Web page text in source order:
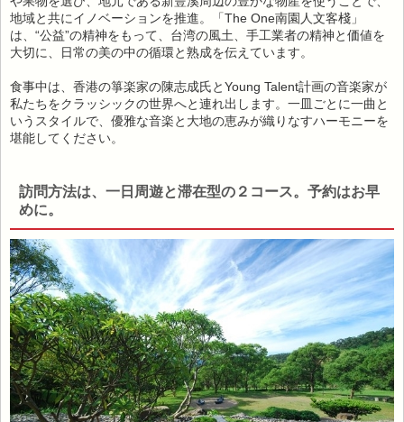
地域と共にイノベーションを推進。「The One南園人文客棧」
は、“公益”の精神をもって、台湾の風土、手工業者の精神と価値を
大切に、日常の美の中の循環と熟成を伝えています。
食事中は、香港の箏楽家の陳志成氏とYoung Talent計画の音楽家が
私たちをクラッシックの世界へと連れ出します。一皿ごとに一曲と
いうスタイルで、優雅な音楽と大地の恵みが織りなすハーモニーを
堪能してください。
訪問方法は、一日周遊と滞在型の２コース。予約はお早
めに。